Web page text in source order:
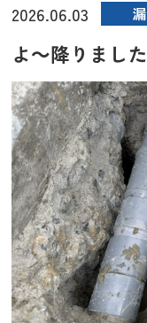
2026.06.03
よ～降りまし